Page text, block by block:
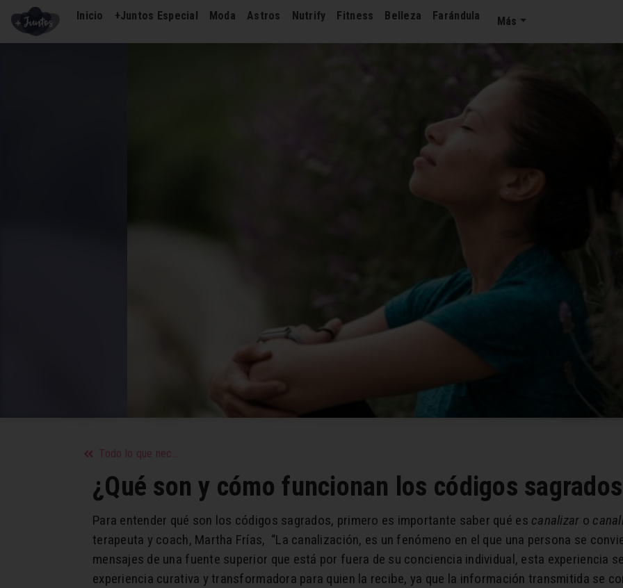
Inicio +Juntos Especial Moda Astros Nutrify Fitness Belleza Farándula Más
Todo lo que necesitas saber sobre el embarazo y la maternidad
¿Qué son y cómo funcionan los códigos
Para entender qué son los códigos sagrados, primero es importante saber qué es canalizar o
terapeuta y coach, Martha Frías, “La canalización, es un fenómeno en el que una persona se
mensajes de una fuente superior que está por fuera de su conciencia individual, esta experiencia
experiencia curativa y transformadora para quien la recibe, ya que la información transmitida se